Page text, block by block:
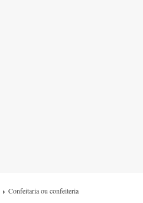
Confeitaria ou confeiteria